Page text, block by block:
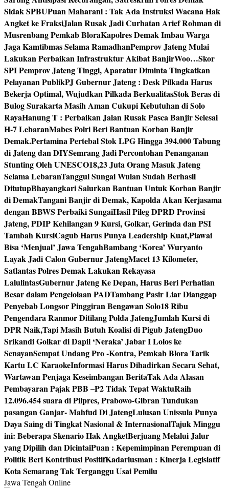
Sidak SPBUPuan Maharani : Tak Ada Instruksi Wacana Hak
Angket ke FraksiJalan Rusak Jadi Curhatan Arief Rohman di
Musrenbang Pemkab BloraKapolres Demak Imbau Warga
Jaga Kamtibmas Selama RamadhanPemprov Jateng Mulai
Lakukan Perbaikan Infrastruktur Akibat BanjirWoo…Skor
SPI Pemprov Jateng Tinggi, Aparatur Diminta Tingkatkan
Pelayanan PublikPJ Gubernur Jateng : Desk Pilkada Harus
Bekerja Optimal, Wujudkan Pilkada BerkualitasStok Beras di
Bulog Surakarta Masih Aman Cukupi Kebutuhan di Solo
RayaHanung T : Perbaikan Jalan Rusak Pasca Banjir Selesai
H-7 LebaranMabes Polri Beri Bantuan Korban Banjir
Demak.Pertamina Pertebal Stok LPG Hingga 394.000 Tabung
di Jateng dan DIYSemrang Jadi Percontohan Penanganan
Stunting Oleh UNESCO18,23 Juta Orang Masuk Jateng
Selama LebaranTanggul Sungai Wulan Sudah Berhasil
DitutupBhayangkari Salurkan Bantuan Untuk Korban Banjir
di DemakTangani Banjir di Demak, Kapolda Akan Kerjasama
dengan BBWS Perbaiki SungaiHasil Pileg DPRD Provinsi
Jateng, PDIP Kehilangan 9 Kursi, Golkar, Gerinda dan PSI
Tambah KursiCagub Harus Punya Leadership Kuat,Piawai
Bisa ‘Menjual’ Jawa TengahBambang ‘Korea’ Wuryanto
Layak Jadi Calon Gubernur JatengMacet 13 Kilometer,
Satlantas Polres Demak Lakukan Rekayasa
LalulintasGubernur Jateng Ke Depan, Harus Beri Perhatian
Besar dalam Pengelolaan PADTambang Pasir Liar Dianggap
Penyebab Longsor Pinggiran Bengawan Solo18 Ribu
Pengendara Ranmor Ditilang Polda JatengJumlah Kursi di
DPR Naik,Tapi Masih Butuh Koalisi di Pigub JatengDuo
Srikandi Golkar di Dapil ‘Neraka’ Jabar I Lolos ke
SenayanSempat Undang Pro -Kontra, Pemkab Blora Tarik
Kartu LC KaraokeInformasi Harus Dihadirkan Secara Sehat,
Wartawan Penjaga Keseimbangan BeritaTak Ada Alasan
Pembayaran Pajak PBB –P2 Tidak Tepat WaktuRaih
12.096.454 suara di Pilpres, Prabowo-Gibran Tundukan
pasangan Ganjar- Mahfud Di JatengLulusan Unissula Punya
Daya Saing di Tingkat Nasional & InternasionalTajuk Minggu
ini: Beberapa Skenario Hak AngketBerjuang Melalui Jalur
yang Dipilih dan DicintaiPuan : Kepemimpinan Perempuan di
Politik Beri Kontribusi PositifKadarlusman : Kinerja Legislatif
Kota Semarang Tak Terganggu Usai Pemilu
Jawa Tengah Online